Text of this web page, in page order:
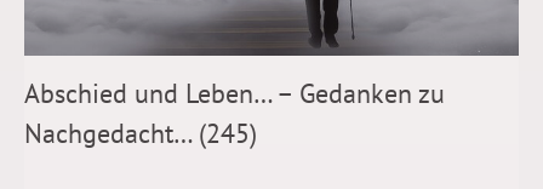
Abschied und Leben… – Gedanken zu
Nachgedacht… (245)